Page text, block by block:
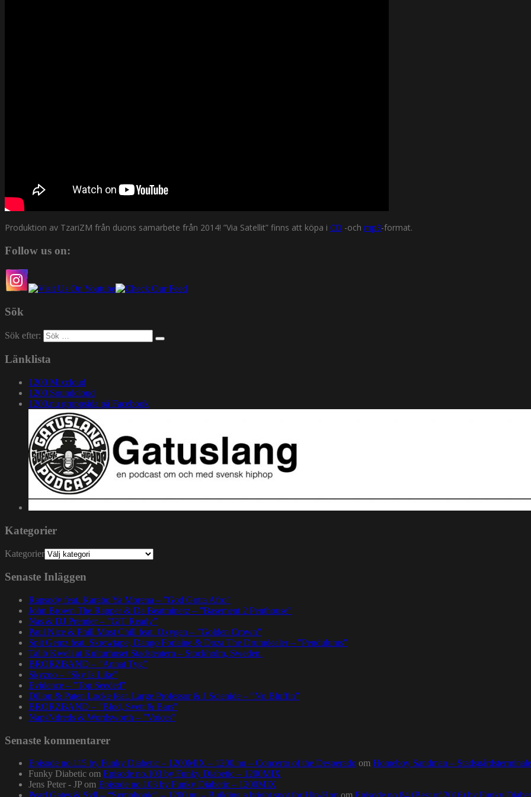
Produktion av TzariZM från duons samarbete från 2014! ”Via Satellit” finns att köpa i CD -och mp3-format.
Follow us on:
Sök
Sök efter:
Länklista
1200 Mixcloud
1200 Soundcloud
1200.nu gruppsida på Facebook
Kategorier
Kategorier
Senaste Inläggen
Rapsody feat. Karabo Ya Morena – ”God Gotta Afro”
John Brown The Rapper & Da Beatminerz – ”Basement 2 Penthouse”
Nas & DJ Premier – ”GiT Ready”
Paul Nice & Phill Most Chill feat. Oxygen – ”Golden Crown”
Spit Gemz feat. Skrewtape, Dango Forlaine & Doza The Drumdealer – ”Pendulums”
Talib Kweli at Kulturhuset Stadsteatern – Stockholm, Sweden.
BRORZBAND – ”Annat Tyg”
Skyzoo – ”Sky Is Like”
Evidence – ”Top Seeded”
Dillon & Paten Locke feat. Large Professor & J Scienide – ”No Bluffin”
BRORZBAND – ”Blod, Svett & Bars”
NapsNdreds & Wordsworth – ”Voices”
Senaste kommentarer
Episode no.115 by Funky Diabetic – 1200MIX – 1200.nu – Concerto of the Desperado om Homeboy Sandman –
Funky Diabetic om Episode no.103 by Funky Diabetic – 1200MIX
Jens Peter - JP om Episode no.103 by Funky Diabetic – 1200MIX